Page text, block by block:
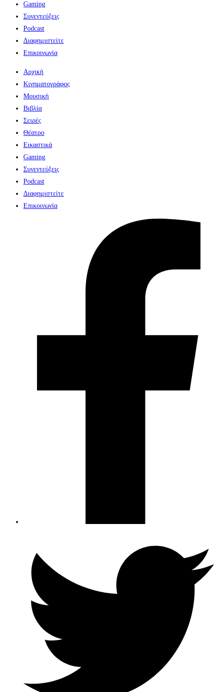
Gaming
Συνεντεύξεις
Podcast
Διαφημιστείτε
Επικοινωνία
Αρχική
Κινηματογράφος
Μουσική
Βιβλία
Σειρές
Θέατρο
Εικαστικά
Gaming
Συνεντεύξεις
Podcast
Διαφημιστείτε
Επικοινωνία